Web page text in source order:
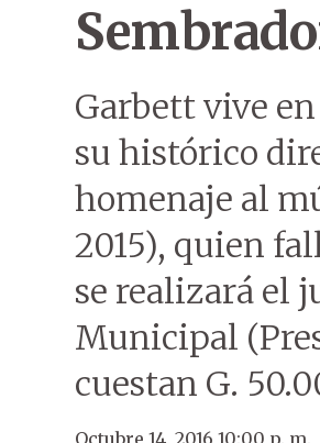
Garbett vive
su histórico
homenaje al
2015), quien
se realizará el
Municipal
cuestan G.
Octubre 14, 2016 10:00 p. m.